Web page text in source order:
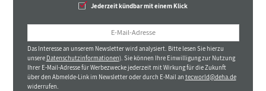
Jederzeit kündbar mit einem Klick
Das Interesse an unserem Newsletter wird analysiert. Bitte lesen Sie hierzu
unsere Datenschutzinformationen). Sie können Ihre Einwilligung zur Nutzung
Ihrer E-Mail-Adresse für Werbezwecke jederzeit mit Wirkung für die Zukunft
über den Abmelde-Link im Newsletter oder durch E-Mail an tecworld@deha.de
widerrufen.